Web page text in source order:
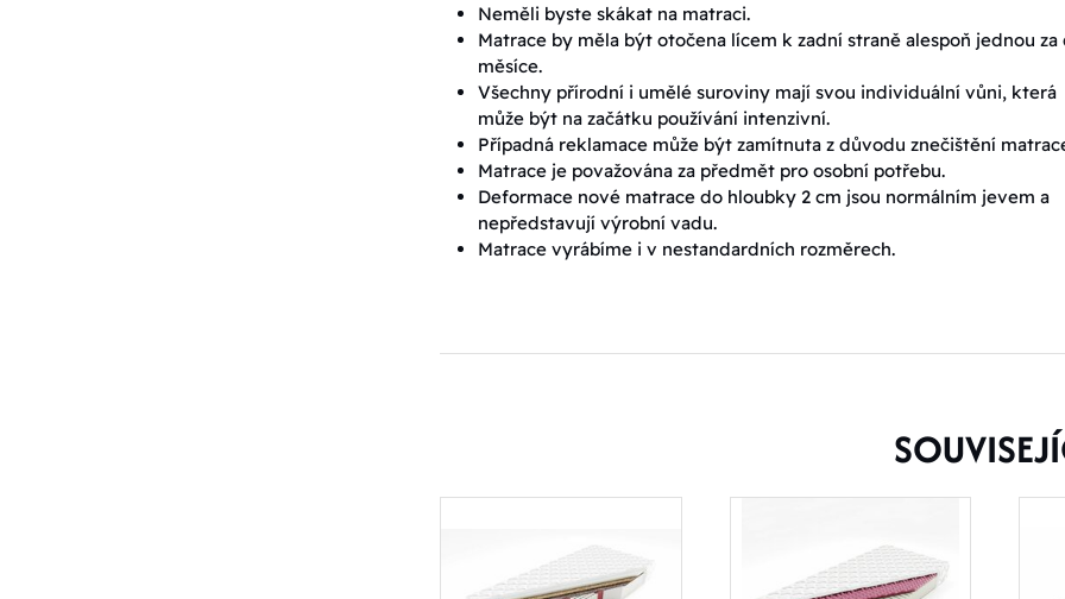
Neměli byste skákat na matraci.
Matrace by měla být otočena lícem k zadní straně alespoň jednou za
měsíce.
Všechny přírodní i umělé suroviny mají svou individuální vůni, která
může být na začátku používání intenzivní.
Případná reklamace může být zamítnuta z důvodu znečištění
Matrace je považována za předmět pro osobní potřebu.
Deformace nové matrace do hloubky 2 cm jsou normálním jevem a
nepředstavují výrobní vadu.
Matrace vyrábíme i v nestandardních rozměrech.